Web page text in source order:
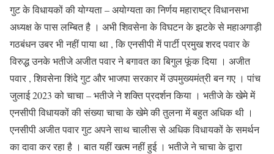
गुट के विधायकों की योग्यता – अयोग्यता का निर्णय महाराष्ट्र विधानसभा
अध्यक्ष के पास लम्बित है । अभी शिवसेना के विघटन के झटके से महाअगाड़ी
गठबंधन उबर भी नहीं पाया था , कि एनसीपी में पार्टी प्रमुख शरद पवार के
विरुद्ध उनके भतीजे अजीत पवार ने बगावत का बिगुल फूंक दिया । अजीत
पवार , शिवसेना शिंदे गुट और भाजपा सरकार में उपमुख्यमंत्री बन गए । पांच
जुलाई 2023 को चाचा – भतीजे ने शक्ति प्रदर्शन किया । भतीजे के खेमे में
एनसीपी विधायकों की संख्या चाचा के खेमे की तुलना में बहुत अधिक थी ।
एनसीपी अजीत पवार गुट अपने साथ चालीस से अधिक विधायकों के समर्थन
का दावा कर रहा है । बात यहीं खत्म नहीं हुई । भतीजे ने चाचा के द्वारा